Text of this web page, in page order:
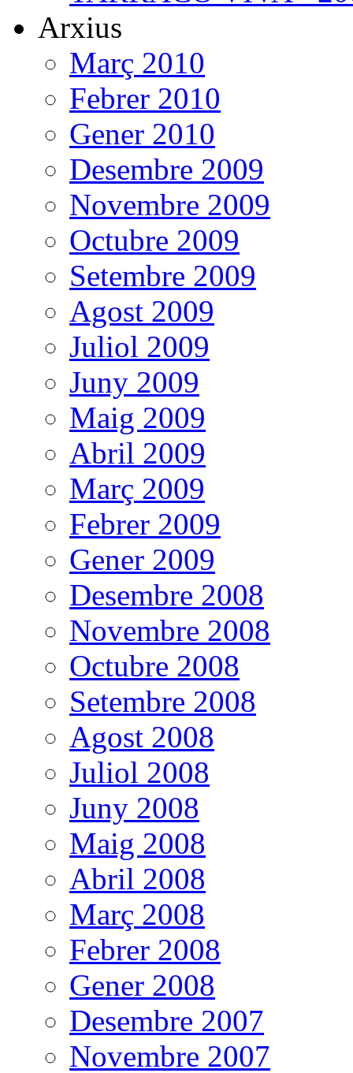
Arxius
Març 2010
Febrer 2010
Gener 2010
Desembre 2009
Novembre 2009
Octubre 2009
Setembre 2009
Agost 2009
Juliol 2009
Juny 2009
Maig 2009
Abril 2009
Març 2009
Febrer 2009
Gener 2009
Desembre 2008
Novembre 2008
Octubre 2008
Setembre 2008
Agost 2008
Juliol 2008
Juny 2008
Maig 2008
Abril 2008
Març 2008
Febrer 2008
Gener 2008
Desembre 2007
Novembre 2007